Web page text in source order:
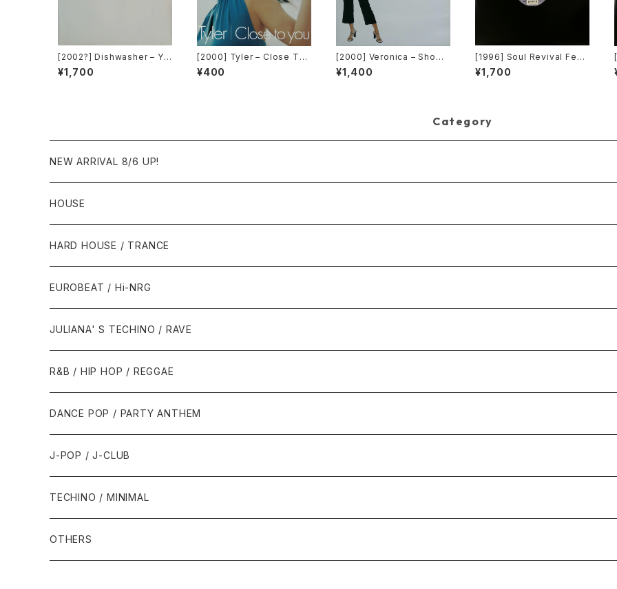
[2002?] Dishwasher – Yo
u Will Always Find Me In
The Kitchen At Parties [K
¥1,700
[2000] Tyler – Close To
You [Belo Records]
¥400
[2000] Veronica – Show
Me Love [Urbanstar]
¥1,400
[1996] Soul Revival Feat
uring Capathia Jenkins –
When The Spirit Moves
¥1,700
Category
NEW ARRIVAL 8/6 UP!
HOUSE
1980年代
1987年・以前
1988年
1990年代
1990年
1991年
1996年
2000年代
2000年
2001年
2010年代
2010年
2011年
HARD HOUSE / TRANCE
1990年代
1994年・以前
1995年
2000年代
2000年
2001年
EUROBEAT / Hi-NRG
1980年代
1986年・以前
1987年
1990年代
1990年
1991年
2000年代
JULIANA' S TECHINO / RAVE
1990年代
1990年
1991年
2000年代
2000年
2001年
R&B / HIP HOP / REGGAE
1980年代
1985年・以前
1986年
1990年代
1990年
1991年
2000年代
2000年
DANCE POP / PARTY ANTHEM
1980年代
1988年・以前
1989年
1990年代
1990年
2000年代
J-POP / J-CLUB
1980年代
1990年代
TECHINO / MINIMAL
OTHERS